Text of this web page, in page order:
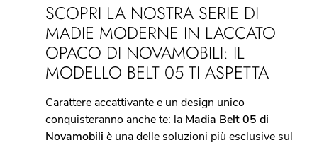
SCOPRI LA NOSTRA SERIE DI
MADIE MODERNE IN LACCATO
OPACO DI NOVAMOBILI: IL
MODELLO BELT 05 TI ASPETTA
Carattere accattivante e un design unico
conquisteranno anche te: la Madia Belt 05 di
Novamobili è una delle soluzioni più esclusive sul